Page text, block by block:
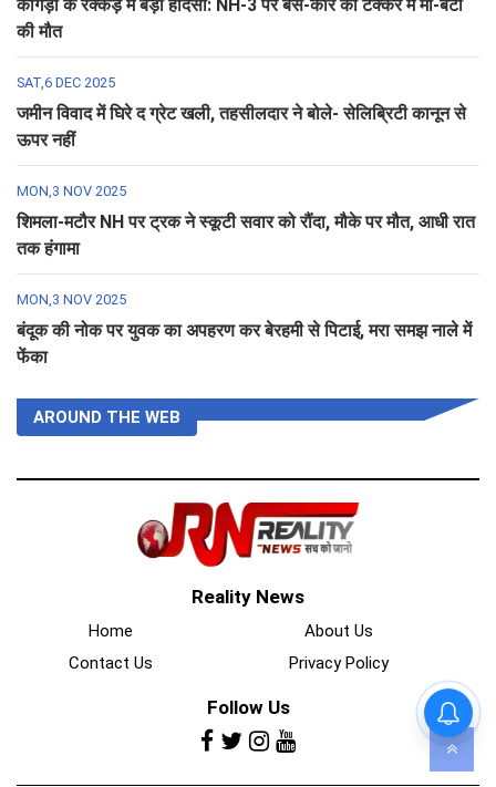
कांगड़ा के रक्कड़ में बड़ा हादसा: NH-3 पर बस-कार की टक्कर में मां-बेटी
की मौत
SAT,6 DEC 2025
जमीन विवाद में घिरे द ग्रेट खली, तहसीलदार ने बोले- सेलिब्रिटी कानून से
ऊपर नहीं
MON,3 NOV 2025
शिमला-मटौर NH पर ट्रक ने स्कूटी सवार को रौंदा, मौके पर मौत, आधी रात
तक हंगामा
MON,3 NOV 2025
बंदूक की नोक पर युवक का अपहरण कर बेरहमी से पिटाई, मरा समझ नाले में
फेंका
AROUND THE WEB
Reality News
Home
About Us
Contact Us
Privacy Policy
Follow Us